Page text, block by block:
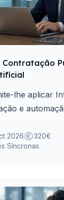
lhe aplicar
e
2026
320€
Síncronas